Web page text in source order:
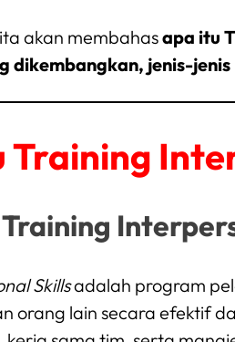
akan membahasapa itu
dikembangkan, jenis-
Training
Training
Skillsadalah program
orang lain secara efektif